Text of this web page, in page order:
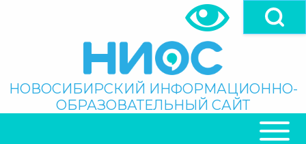
Поиск
НОВОСИБИРСКИЙ ИНФОРМАЦИОННО-
ОБРАЗОВАТЕЛЬНЫЙ САЙТ